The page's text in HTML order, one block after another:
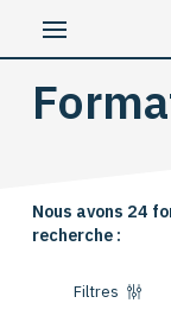
Nous avons 24
recherche :
Filtres